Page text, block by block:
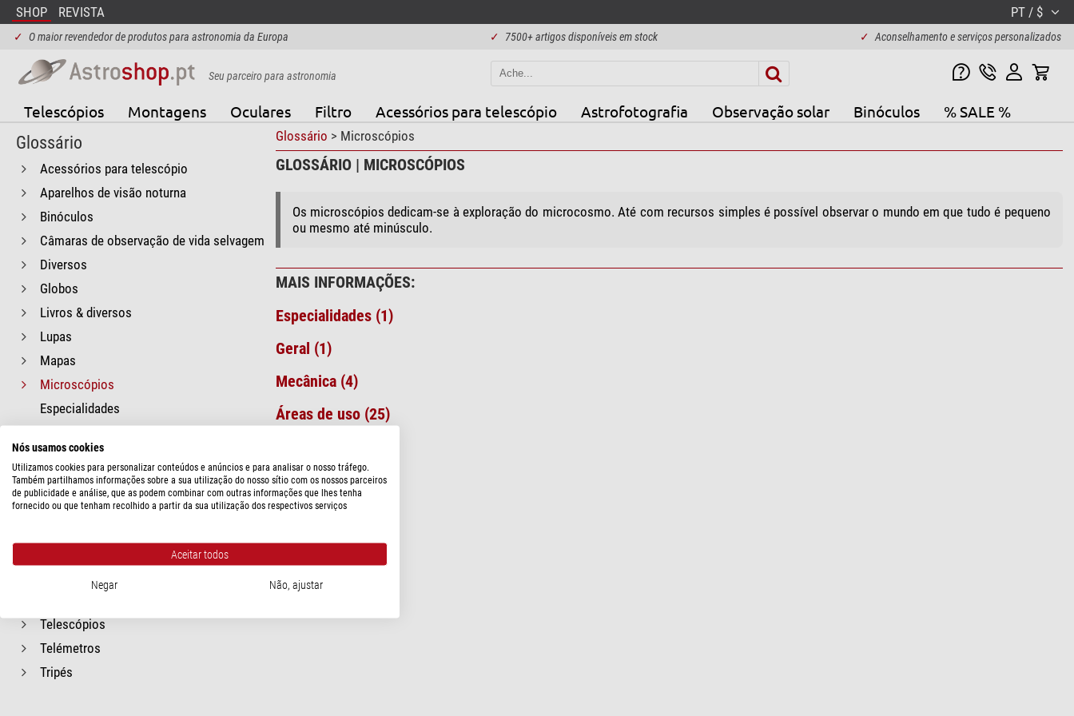
SHOP REVISTA PT / $
✓ O maior revendedor de produtos para astronomia da Europa ✓ 7500+ artigos disponíveis em stock ✓ Aconselhamento e serviços personalizados
Seu parceiro para astronomia
Telescópios Montagens Oculares Filtro Acessórios para telescópio Astrofotografia Observação solar Binóculos % SALE %
Glossário
Acessórios para telescópio
Aparelhos de visão noturna
Binóculos
Câmaras de observação de vida selvagem
Diversos
Globos
Livros & diversos
Lupas
Mapas
Microscópios
Especialidades
Mecânica
Áreas de uso
Ótica
Telescópios
Telémetros
Tripés
Glossário > Microscópios
GLOSSÁRIO | MICROSCÓPIOS
Os microscópios dedicam-se à exploração do microcosmo. Até com recursos simples é possível observar o mundo em que tudo é pequeno
ou mesmo até minúsculo.
MAIS INFORMAÇÕES:
Especialidades (1)
Geral (1)
Mecânica (4)
Áreas de uso (25)
Nós usamos cookies
Utilizamos cookies para personalizar conteúdos e anúncios e para analisar o nosso tráfego.
Também partilhamos informações sobre a sua utilização do nosso sítio com os nossos parceiros
de publicidade e análise, que as podem combinar com outras informações que lhes tenha
fornecido ou que tenham recolhido a partir da sua utilização dos respectivos serviços
Aceitar todos
Negar Não, ajustar